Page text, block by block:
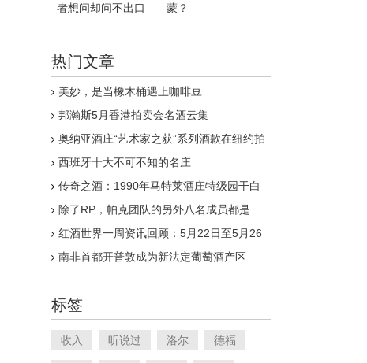
者想问却问不出口
蒙？
热门文章
美妙，是当橡木桶遇上咖啡豆
邦瀚斯5月香港拍卖会名酒云集
奥纳亚酒庄“艺术家之获”系列酒款在纽约拍
西班牙十大不可不知的名庄
传奇之酒：1990年马特莱酒庄特级园干白
除了RP，帕克团队的另外八名成员都是
红酒世界一周资讯回顾：5月22日至5月26
南非首都开普敦成为新法定葡萄酒产区
标签
收入 听说过 洛尔 德福